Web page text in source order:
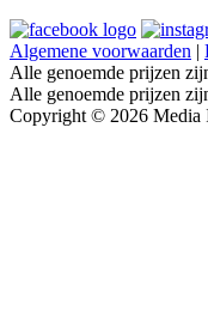
Algemene voorwaarden |
Alle genoemde prijzen
Alle genoemde prijzen
Copyright © 2026 Media